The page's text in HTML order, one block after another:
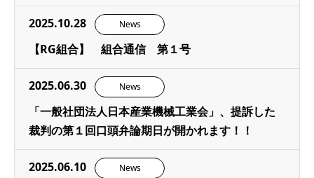
2025.10.28 News
【RG組合】 組合通信 第１号
2025.06.30 News
「一般社団法人日本産業機械工業会」、提訴した
裁判の第１回口頭弁論期日が開かれます！！
2025.06.10 News